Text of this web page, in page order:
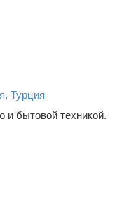
Турция
и бытовой техникой.